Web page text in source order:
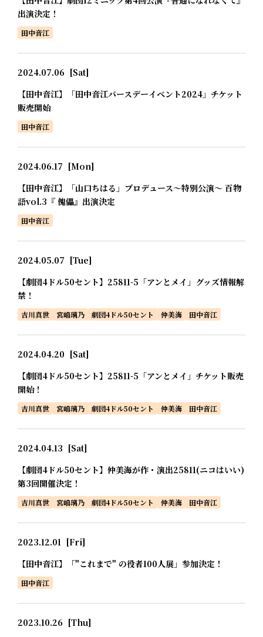
出演決定！
田中音江
2024.07.06 [Sat]
【田中音江】「田中音江バースデーイベント2024」チケット
販売開始
田中音江
2024.06.17 [Mon]
【田中音江】「山口ちはる」プロデュース～特別公演～ 百物
語vol.3『 傀儡』出演決定
田中音江
2024.05.07 [Tue]
【劇団4ドル50セント】25811-5「アンとメイ」グッズ情報解
禁！
吉川真世 宮嶋璃乃 劇団4ドル50セント 仲美海 田中音江
2024.04.20 [Sat]
【劇団4ドル50セント】25811-5「アンとメイ」チケット販売
開始！
吉川真世 宮嶋璃乃 劇団4ドル50セント 仲美海 田中音江
2024.04.13 [Sat]
【劇団4ドル50セント】仲美海が作・演出25811(ニコはいい)
第3回開催決定！
吉川真世 宮嶋璃乃 劇団4ドル50セント 仲美海 田中音江
2023.12.01 [Fri]
【田中音江】「"これまで" の役者100人展」参加決定！
田中音江
2023.10.26 [Thu]